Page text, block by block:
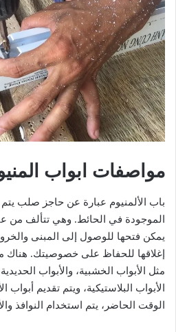
مواصفات ابواب
باب الألمنيوم عبارة عن حاجز صلب يتم
الموجودة في الحائط. وهي تتألف من
يمكن فتحها للوصول إلى المبنى
إغلاقها للحفاظ على خصوصيتك. هناك
مثل الأبواب الخشبية، والأبواب
الأبواب البلاستيكية، ويتم تقديم
الوقت الحاضر، يتم استخدام النوافذ